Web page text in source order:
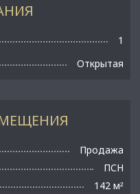
Продажа
ПСН
142 м²
1
Открытая